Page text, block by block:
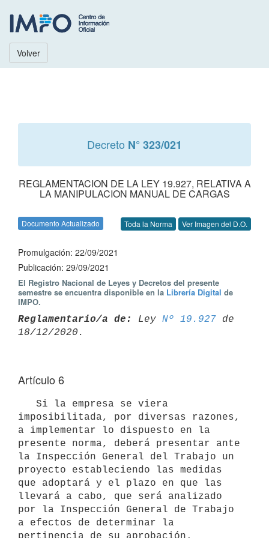
Volver
Decreto N° 323/021
REGLAMENTACION DE LA LEY 19.927, RELATIVA A
LA MANIPULACION MANUAL DE CARGAS
Documento Actualizado Toda la Norma Ver Imagen del D.O.
Promulgación: 22/09/2021
Publicación: 29/09/2021
El Registro Nacional de Leyes y Decretos del presente
semestre se encuentra disponible en la Librería Digital de
IMPO.
Reglamentario/a de: Ley Nº 19.927 de
Artículo 6
imposibilitada, por diversas razones,
a implementar lo dispuesto en la
presente norma, deberá presentar ante
la Inspección General del Trabajo un
proyecto estableciendo las medidas
que adoptará y el plazo en que las
llevará a cabo, que será analizado
por la Inspección General de Trabajo
a efectos de determinar la